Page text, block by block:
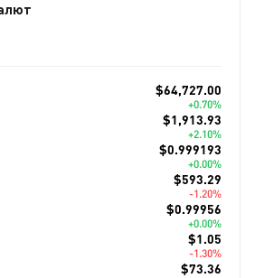
$64,727.00
+0.70%
$1,913.93
+2.10%
$0.999193
+0.00%
$593.29
-1.20%
$0.99956
+0.00%
$1.05
-1.30%
$73.36